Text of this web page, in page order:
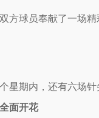
球员奉献了一场精
期内，还有六场针
面开花